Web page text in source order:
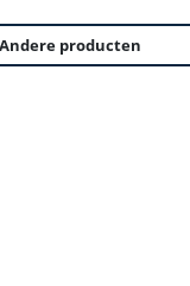
Andere producten